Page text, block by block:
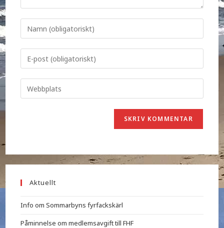
Aktuellt
Info om Sommarbyns fyrfackskärl
Påminnelse om medlemsavgift till FHF